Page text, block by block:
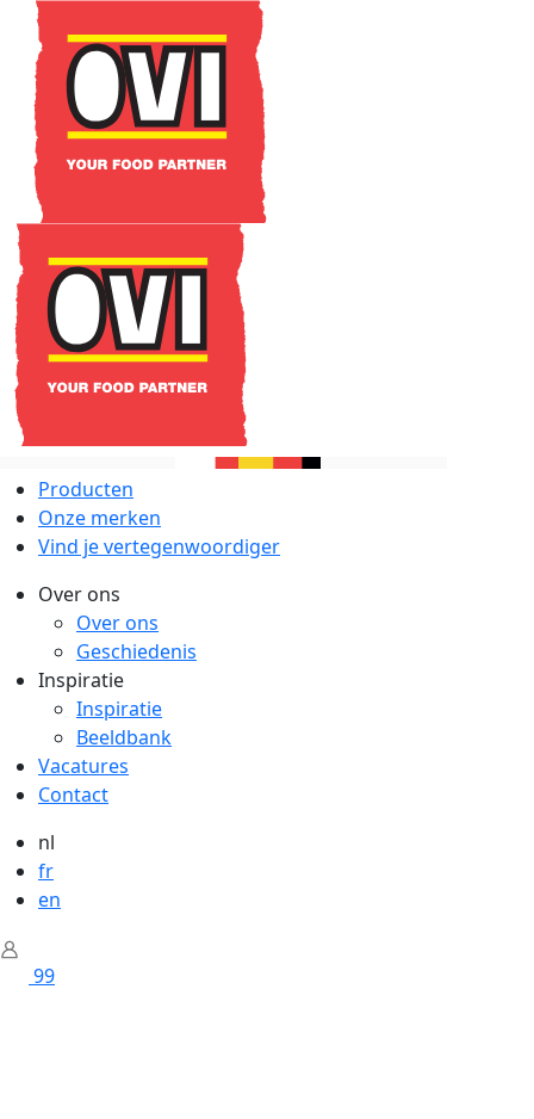
Producten
Onze merken
Vind je vertegenwoordiger
Over ons
Over ons
Geschiedenis
Inspiratie
Inspiratie
Beeldbank
Vacatures
Contact
nl
fr
en
99